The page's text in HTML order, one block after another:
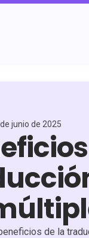
junio de 2025
de la